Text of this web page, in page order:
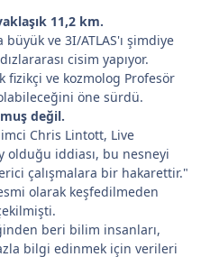
11,2 km.
ve 3I/ATLAS'ı şimdiye
cisim yapıyor.
ve kozmolog Profesör
öne sürdü.
değil.
Chris Lintott, Live
olduğu iddiası, bu nesneyi
çalışmalara bir hakarettir."
olarak keşfedilmeden
beri bilim insanları,
bilgi edinmek için verileri